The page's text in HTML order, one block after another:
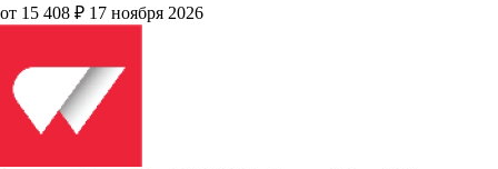
от 15 408 ₽ 17 ноября 2026